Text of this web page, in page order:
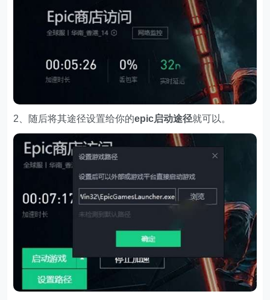
2、随后将其途径设置给你的epic启动途径就可以。